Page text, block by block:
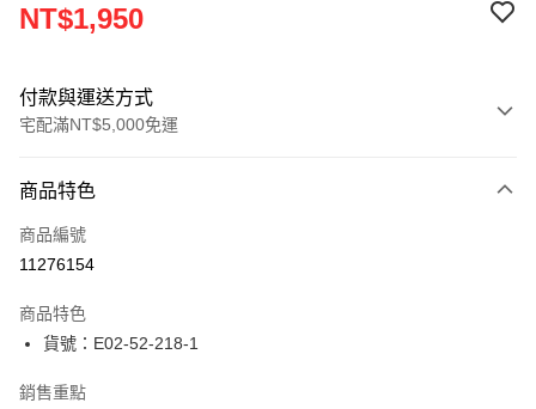
NT$1,950
付款與運送方式
宅配滿NT$5,000免運
信用卡一次付款
LINE Pay
街口支付
悠遊付
商品特色
商品編號
11276154
商品特色
貨號：E02-52-218-1
銷售重點